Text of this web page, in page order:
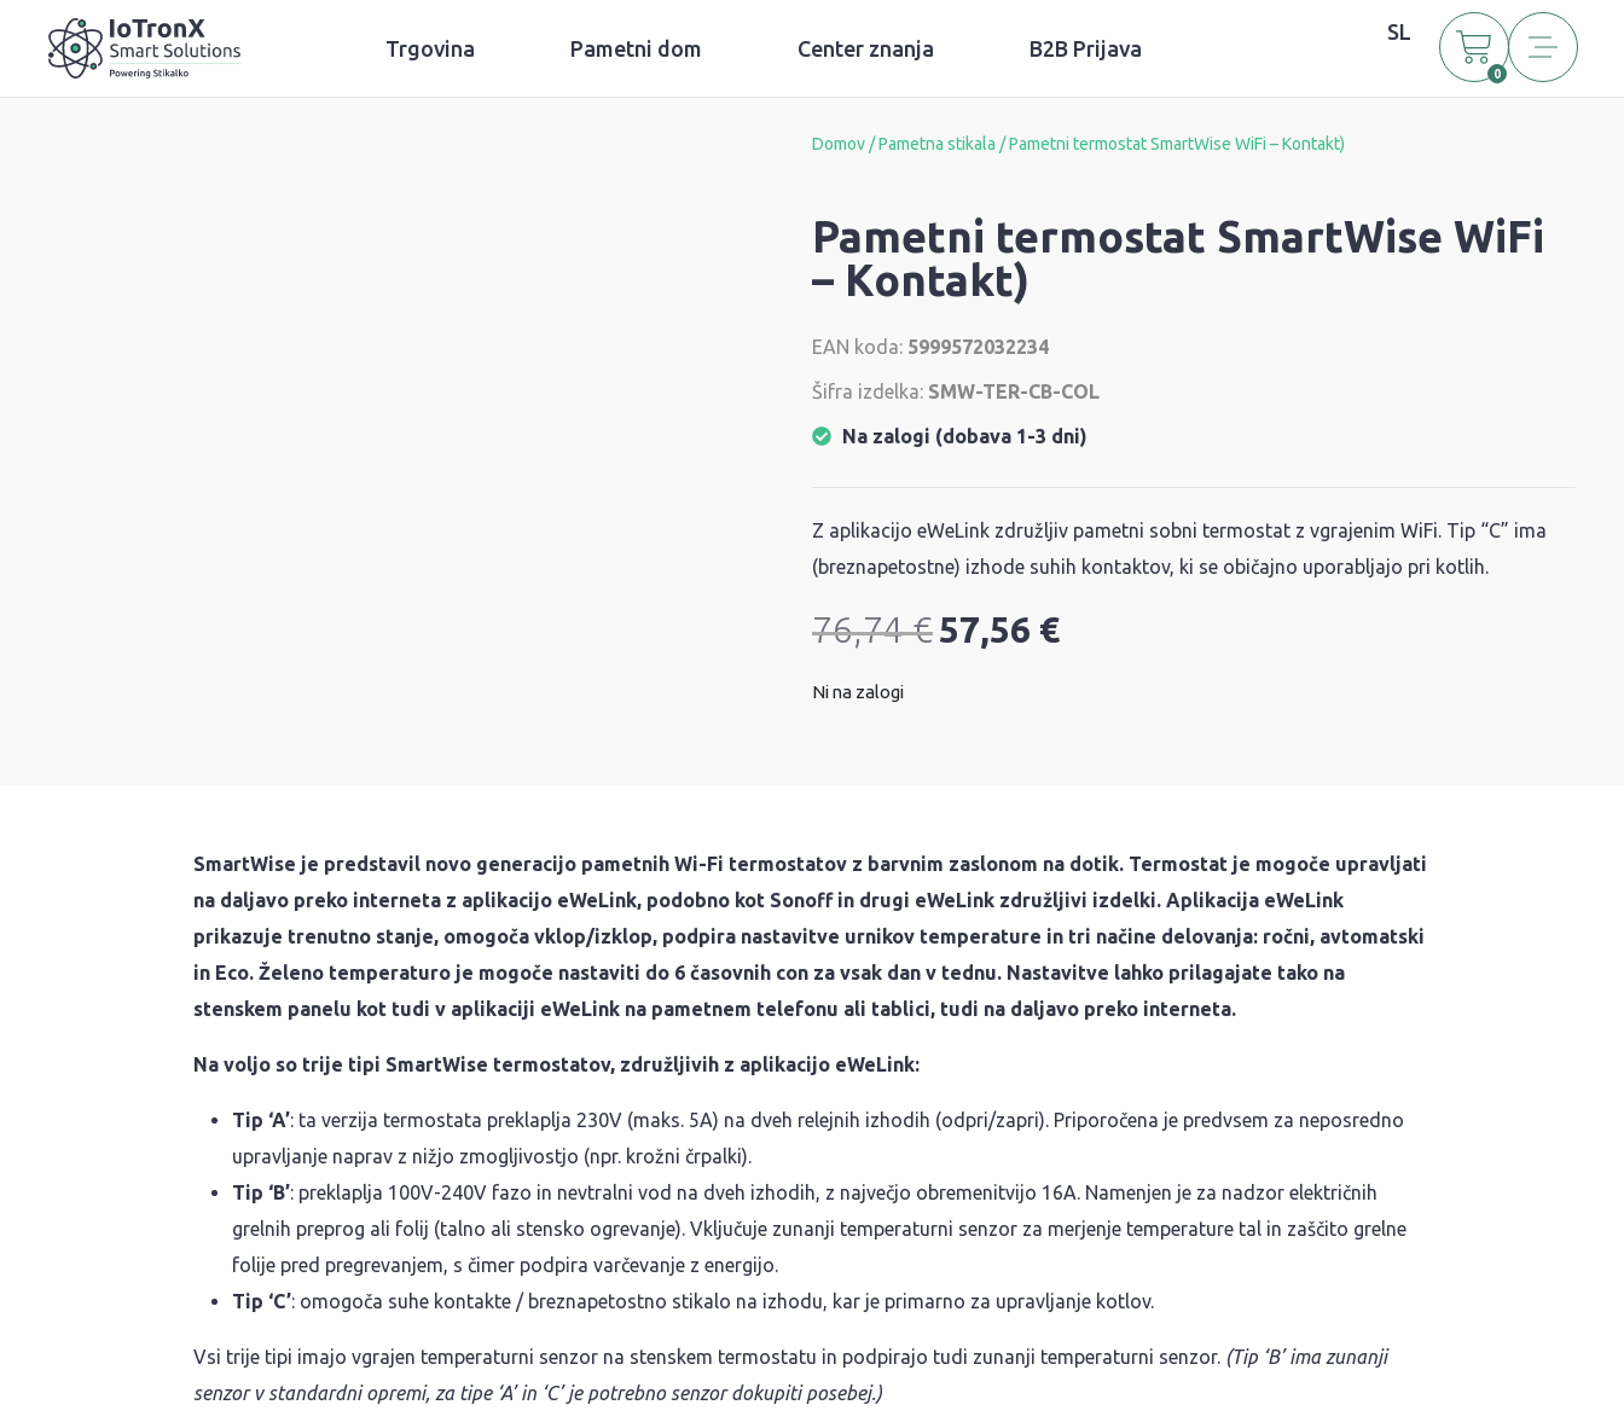
Trgovina Pametni dom Center znanja B2B Prijava
SL
0
Domov /Pametna stikala / Pametni termostat SmartWise WiFi – Kontakt)
Pametni termostat SmartWise WiFi
– Kontakt)
EAN koda: 5999572032234
Šifra izdelka: SMW-TER-CB-COL
Na zalogi (dobava 1-3 dni)
Z aplikacijo eWeLink združljiv pametni sobni termostat z vgrajenim WiFi. Tip “C” ima
(breznapetostne) izhode suhih kontaktov, ki se običajno uporabljajo pri kotlih.
76,74€57,56 €
Ni na zalogi
SmartWise je predstavil novo generacijo pametnih Wi-Fi termostatov z barvnim zaslonom na dotik. Termostat je mogoče upravljati
na daljavo preko interneta z aplikacijo eWeLink, podobno kot Sonoff in drugi eWeLink združljivi izdelki. Aplikacija eWeLink
prikazuje trenutno stanje, omogoča vklop/izklop, podpira nastavitve urnikov temperature in tri načine delovanja: ročni, avtomatski
in Eco. Želeno temperaturo je mogoče nastaviti do 6 časovnih con za vsak dan v tednu. Nastavitve lahko prilagajate tako na
stenskem panelu kot tudi v aplikaciji eWeLink na pametnem telefonu ali tablici, tudi na daljavo preko interneta.
Na voljo so trije tipi SmartWise termostatov, združljivih z aplikacijo eWeLink:
Tip ‘A’: ta verzija termostata preklaplja 230V (maks. 5A) na dveh relejnih izhodih (odpri/zapri). Priporočena je predvsem za neposredno
upravljanje naprav z nižjo zmogljivostjo (npr. krožni črpalki).
Tip ‘B’: preklaplja 100V-240V fazo in nevtralni vod na dveh izhodih, z največjo obremenitvijo 16A. Namenjen je za nadzor električnih
grelnih preprog ali folij (talno ali stensko ogrevanje). Vključuje zunanji temperaturni senzor za merjenje temperature tal in zaščito grelne
folije pred pregrevanjem, s čimer podpira varčevanje z energijo.
Tip ‘C’: omogoča suhe kontakte / breznapetostno stikalo na izhodu, kar je primarno za upravljanje kotlov.
Vsi trije tipi imajo vgrajen temperaturni senzor na stenskem termostatu in podpirajo tudi zunanji temperaturni senzor. (Tip ‘B’ ima zunanji
senzor v standardni opremi, za tipe ‘A’ in ‘C’ je potrebno senzor dokupiti posebej.)